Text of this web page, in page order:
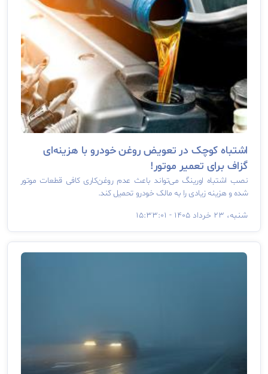
اشتباه کوچک در تعویض روغن خودرو با هزینه‌ای
گزاف برای تعمیر موتور!
نصب اشتباه اورینگ می‌تواند باعث عدم روغن‌کاری کافی قطعات موتور
شده و هزینه زیادی را به مالک خودرو تحمیل کند.
شنبه، ۲۳ خرداد ۱۴۰۵ - ۱۵:۳۳:۰۱